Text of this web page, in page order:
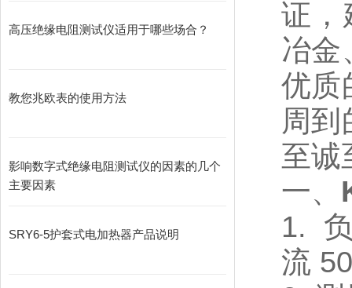
高压绝缘电阻测试仪适用于哪些场合？
教您兆欧表的使用方法
影响数字式绝缘电阻测试仪的因素的几个
主要因素
SRY6-5护套式电加热器产品说明
证，
冶金
优质
周
至诚
一、
1.
流